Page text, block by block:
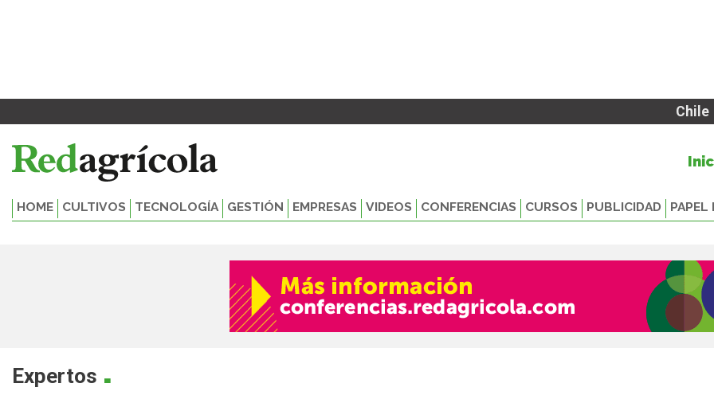
Chile
HOME CULTIVOS TECNOLOGÍA GESTIÓN EMPRESAS VIDEOS CONFERENCIAS CURSOS PUBLICIDAD PAPEL
Expertos .